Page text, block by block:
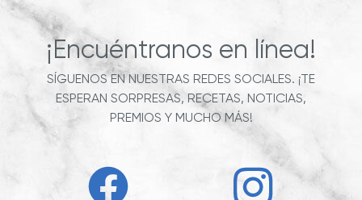
¡Encuéntranos en línea!
SÍGUENOS EN NUESTRAS REDES SOCIALES. ¡TE
ESPERAN SORPRESAS, RECETAS, NOTICIAS,
PREMIOS Y MUCHO MÁS!